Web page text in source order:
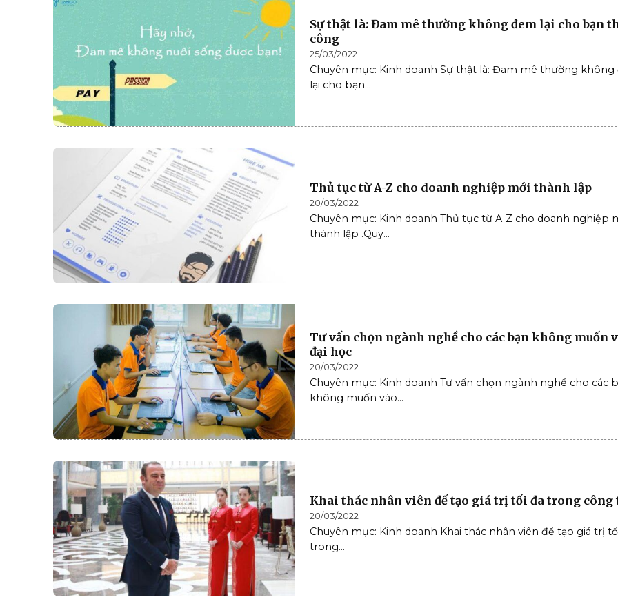
Sự thật là: Đam mê thường không đem lại cho bạn
công
25/03/2022
Chuyên mục: Kinh doanh Sự thật là: Đam mê thường không
lại cho bạn...
Thủ tục từ A-Z cho doanh nghiệp mới thành lập
20/03/2022
Chuyên mục: Kinh doanh Thủ tục từ A-Z cho doanh nghiệp
thành lập .Quy...
Tư vấn chọn ngành nghề cho các bạn không muốn
đại học
20/03/2022
Chuyên mục: Kinh doanh Tư vấn chọn ngành nghề cho các
không muốn vào...
Khai thác nhân viên để tạo giá trị tối đa trong công
20/03/2022
Chuyên mục: Kinh doanh Khai thác nhân viên để tạo giá trị
trong...